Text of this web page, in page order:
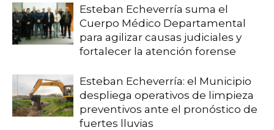
Esteban Echeverría suma el
Cuerpo Médico Departamental
para agilizar causas judiciales y
fortalecer la atención forense
Esteban Echeverría: el Municipio
despliega operativos de limpieza
preventivos ante el pronóstico de
fuertes lluvias